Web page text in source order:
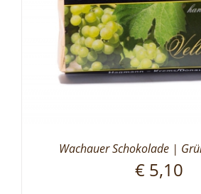
Wachauer Schokolade |
€ 5,10